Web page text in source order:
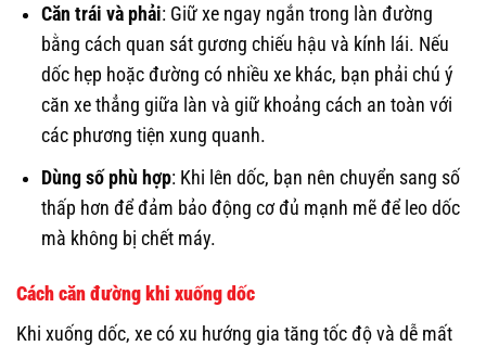
Căn trái và phải: Giữ xe ngay ngắn trong làn đường
bằng cách quan sát gương chiếu hậu và kính lái. Nếu
dốc hẹp hoặc đường có nhiều xe khác, bạn phải chú ý
căn xe thẳng giữa làn và giữ khoảng cách an toàn với
các phương tiện xung quanh.
Dùng số phù hợp: Khi lên dốc, bạn nên chuyển sang số
thấp hơn để đảm bảo động cơ đủ mạnh mẽ để leo dốc
mà không bị chết máy.
Cách căn đường khi xuống dốc
Khi xuống dốc, xe có xu hướng gia tăng tốc độ và dễ mất